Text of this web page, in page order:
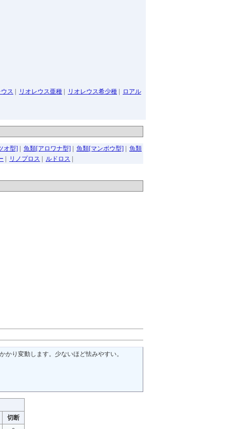
ス リオレウス亜種 リオレウス希少種
ロアル
オ型] 魚類[アロワナ型] 魚類[マンボウ型]
魚類
リノプロス ルドロス
り変動します。少ないほど怯みやすい。
切断